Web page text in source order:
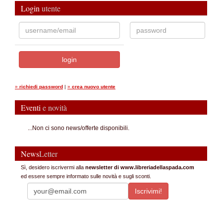
Login utente
» richiedi password | » crea nuovo utente
Eventi e novità
...Non ci sono news/offerte disponibili.
NewsLetter
Sì, desidero iscrivermi alla newsletter di www.libreriadellaspada.com
ed essere sempre informato sulle novità e sugli sconti.